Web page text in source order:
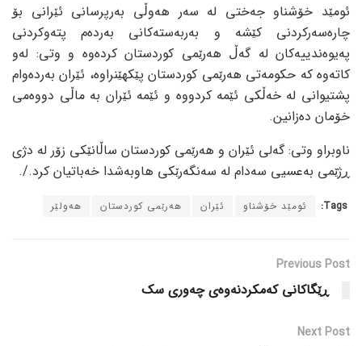
ئومێد خۆشناو جەختی لە سەر هەوڵی بەرپرسانی ئێرانی بۆ
چارەسەرکردنی کێشە و بەربەستەکانی بەردەم پتەوکردنی
پەیوەندییەکان لە گەڵ هەرێمی کوردستان کردەوە و وتی: لەو
کاتەوە کە حکومەتی هەرێمی کوردستان پێکهێنراوە، ئێران بەردەوام
پشتیوانی لە خەڵکی ئێمە کردووە و ئێمە ئێران بە ماڵی دووەمی
خۆمان دەزانین.
ناوبراو وتی: گەلی ئێران و هەرێمی کوردستان ساڵانێکی زۆر لە دژی
ڕژێمی بەعسیی سەدام لە سەنگەرێکی هاوبەشدا خەباتیان کرد./.
Tags: ئومێد خۆشناو ئێران هەرێمی کوردستان هەولێر
Previous Post
ڕێگاکانی کەمکردنەوەی چەوری سک
Next Post